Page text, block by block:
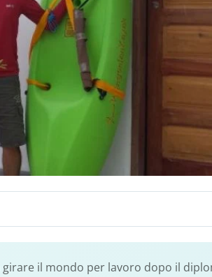
il mondo per lavoro dopo il